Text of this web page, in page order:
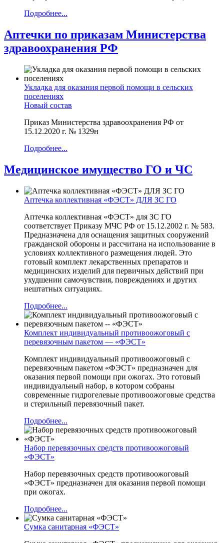
Подробнее...
Аптечки по приказам Министерства
здравоохранения РФ
Укладка для оказания первой помощи в сельских
поселениях
Новый состав
Приказ Министерства здравоохранения РФ от
15.12.2020 г. № 1329н
Подробнее...
Медицинское имущество ГО и ЧС
Аптечка коллективная «ФЭСТ» ДЛЯ ЗС ГО
Аптечка коллективная «ФЭСТ» для ЗС ГО
соответствует Приказу МЧС РФ от 15.12.2002 г. № 583.
Предназначена для оснащения защитных сооружений
гражданской обороны и рассчитана на использование в
условиях коллективного размещения людей. Это
готовый комплект лекарственных препаратов и
медицинских изделий для первичных действий при
ухудшении самочувствия, повреждениях и других
нештатных ситуациях.
Подробнее...
Комплект индивидуальный противоожоговый с
перевязочным пакетом — «ФЭСТ»
Комплект индивидуальный противоожоговый с
перевязочным пакетом «ФЭСТ» предназначен для
оказания первой помощи при ожогах. Это готовый
индивидуальный набор, в котором собраны
современные гидрогелевые противоожоговые средства
и стерильный перевязочный пакет.
Подробнее...
Набор перевязочных средств противоожоговый
«ФЭСТ»
Набор перевязочных средств противоожоговый
«ФЭСТ» предназначен для оказания первой помощи
при ожогах.
Подробнее...
Сумка санитарная «ФЭСТ»